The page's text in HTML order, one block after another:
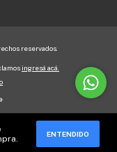
ENTENDIDO
reservados.
ingresá acá.